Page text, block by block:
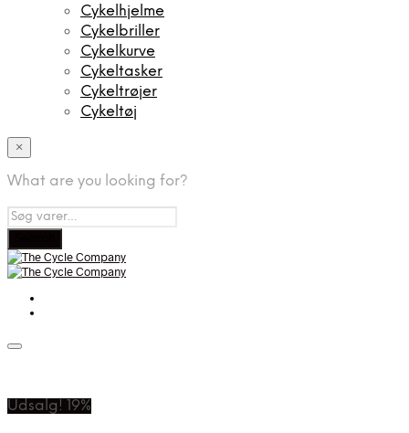
Cykelhjelme
Cykelbriller
Cykelkurve
Cykeltasker
Cykeltrøjer
Cykeltøj
×
What are you looking for?
Udsalg! 19%